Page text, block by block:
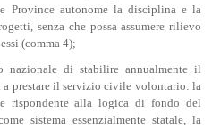
Province autonome la disciplina e la
senza che possa assumere rilievo
(comma 4);
nazionale di stabilire annualmente il
a prestare il servizio civile volontario: la
rispondente alla logica di fondo del
sistema essenzialmente statale, la